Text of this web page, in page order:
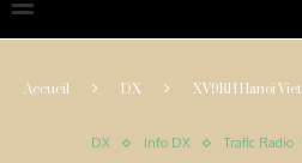
Accueil DX XV9RH Hanoi
DX Info DX Trafic Radio